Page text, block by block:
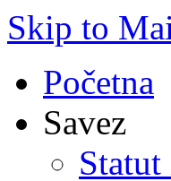
Skip to
Početna
Savez